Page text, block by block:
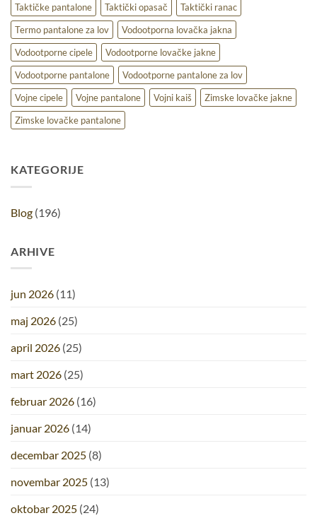
Taktičke pantalone
Taktički opasač
Taktički ranac
Termo pantalone za lov
Vodootporna lovačka jakna
Vodootporne cipele
Vodootporne lovačke jakne
Vodootporne pantalone
Vodootporne pantalone za lov
Vojne cipele
Vojne pantalone Vojni kaiš
Zimske lovačke jakne
Zimske lovačke pantalone
KATEGORIJE
Blog (196)
ARHIVE
jun 2026 (11)
maj 2026 (25)
april 2026 (25)
mart 2026 (25)
februar 2026 (16)
januar 2026 (14)
decembar 2025 (8)
novembar 2025 (13)
oktobar 2025 (24)